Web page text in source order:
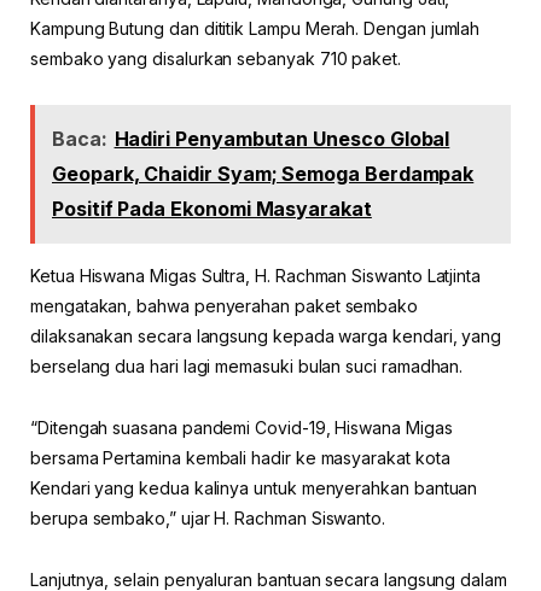
Kampung Butung dan dititik Lampu Merah. Dengan jumlah
sembako yang disalurkan sebanyak 710 paket.
Baca: Hadiri Penyambutan Unesco Global
Geopark, Chaidir Syam; Semoga Berdampak
Positif Pada Ekonomi Masyarakat
Ketua Hiswana Migas Sultra, H. Rachman Siswanto Latjinta
mengatakan, bahwa penyerahan paket sembako
dilaksanakan secara langsung kepada warga kendari, yang
berselang dua hari lagi memasuki bulan suci ramadhan.
“Ditengah suasana pandemi Covid-19, Hiswana Migas
bersama Pertamina kembali hadir ke masyarakat kota
Kendari yang kedua kalinya untuk menyerahkan bantuan
berupa sembako,” ujar H. Rachman Siswanto.
Lanjutnya, selain penyaluran bantuan secara langsung dalam